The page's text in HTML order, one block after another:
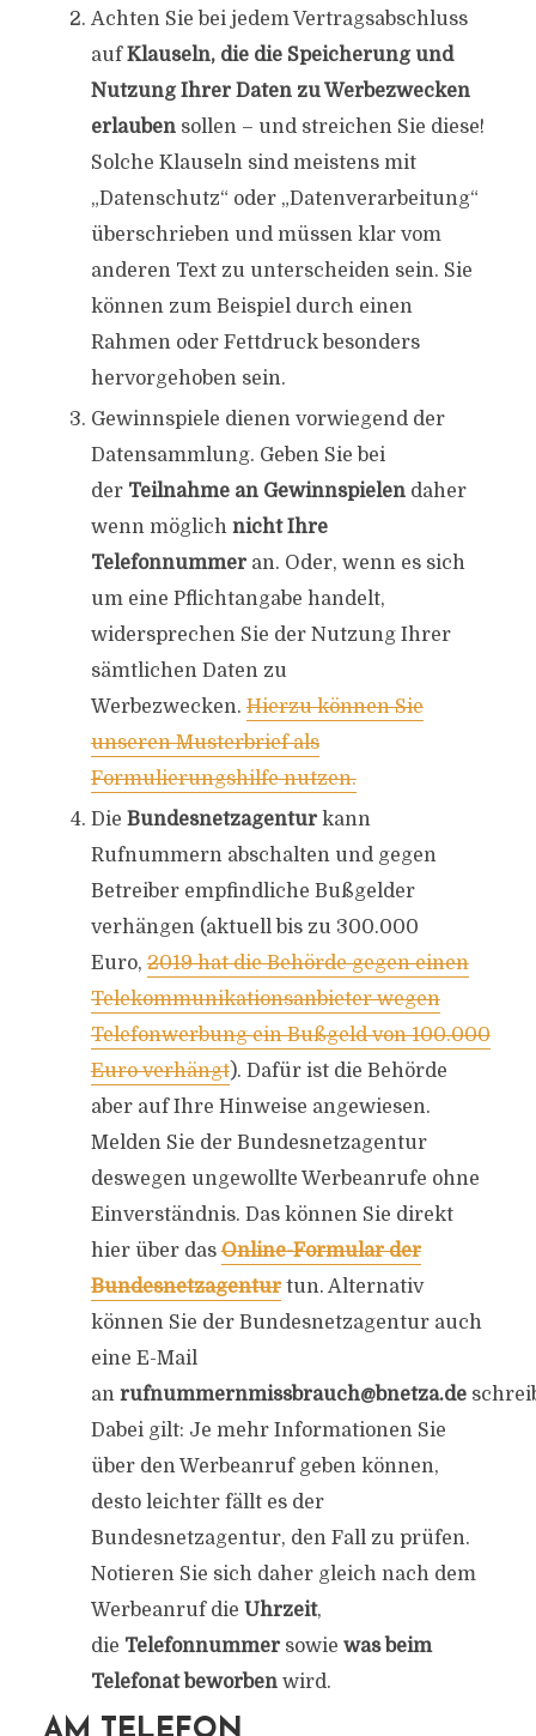
Achten Sie bei jedem Vertragsabschluss
aufKlauseln, die die Speicherung und
Nutzung Ihrer Daten zu Werbezwecken
erlaubensollen – und streichen Sie diese!
Solche Klauseln sind meistens mit
„Datenschutz“ oder „Datenverarbeitung“
überschrieben und müssen klar vom
anderen Text zu unterscheiden sein. Sie
können zum Beispiel durch einen
Rahmen oder Fettdruck besonders
hervorgehoben sein.
Gewinnspiele dienen vorwiegend der
Datensammlung. Geben Sie bei
der Teilnahme an Gewinnspielendaher
wenn möglich nicht Ihre
Telefonnummeran. Oder, wenn es sich
um eine Pflichtangabe handelt,
widersprechen Sie der Nutzung Ihrer
sämtlichen Daten zu
Werbezwecken.Hierzu können Sie
unseren Musterbrief als
Formulierungshilfe nutzen.
Die Bundesnetzagentur kann
Rufnummern abschalten und gegen
Betreiber empfindliche Bußgelder
verhängen (aktuell bis zu 300.000
Euro,2019 hat die Behörde gegen einen
Telekommunikationsanbieter wegen
Telefonwerbung ein Bußgeld von 100.000
Euro verhängt). Dafür ist die Behörde
aber auf Ihre Hinweise angewiesen.
Melden Sie der Bundesnetzagentur
deswegen ungewollte Werbeanrufe ohne
Einverständnis. Das können Sie direkt
hier über dasOnline-Formular der
Bundesnetzagenturtun. Alternativ
können Sie der Bundesnetzagentur auch
eine E-Mail
an rufnummernmissbrauch@bnetza.de
Dabei gilt: Je mehr Informationen Sie
über den Werbeanruf geben können,
desto leichter fällt es der
Bundesnetzagentur, den Fall zu prüfen.
Notieren Sie sich daher gleich nach dem
Werbeanruf die Uhrzeit,
die Telefonnummer sowie was beim
Telefonat beworbenwird.